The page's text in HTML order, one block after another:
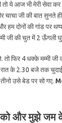
तो ये आज भी मेरी सेवा
चाचा जी की बात सुनते
हम दोनों की गांड पर
जी की चुत में 2 ऊँगली
तो फिर 4 धक्के मम्मी
रात के 2.30 बजे तक
तीनो उसे बेड पर सो गए.
और मुझे जम